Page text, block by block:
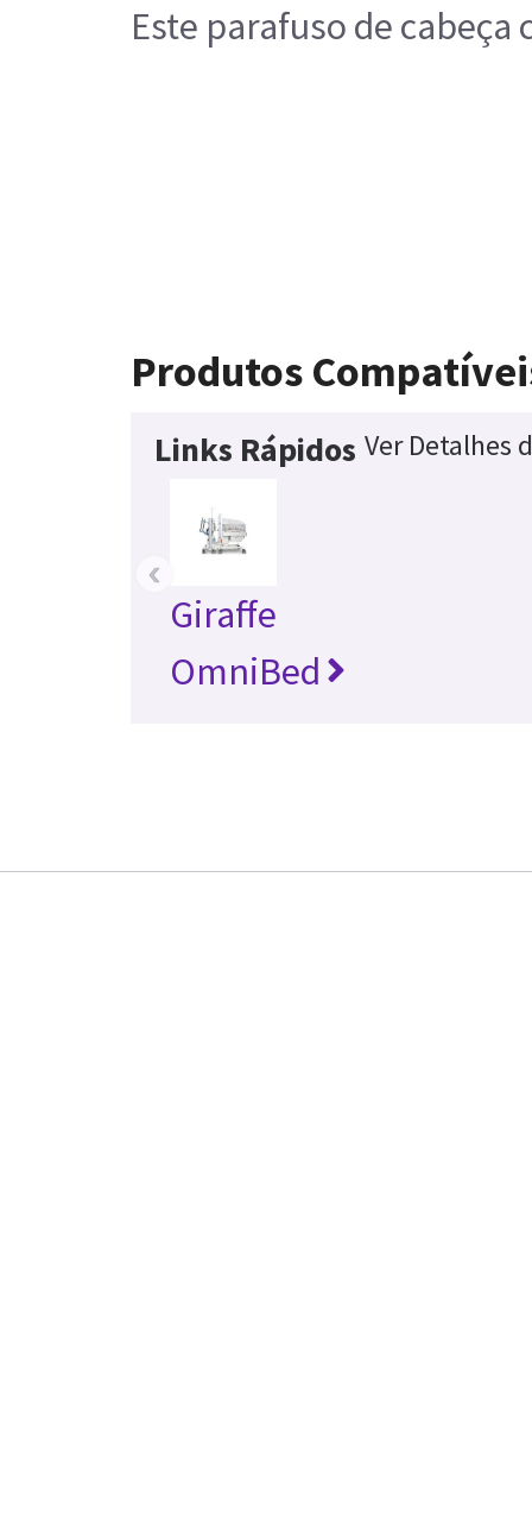
Este parafuso de
Produtos
Links Rápidos Ver Detalhes
Giraffe
OmniBed
‹